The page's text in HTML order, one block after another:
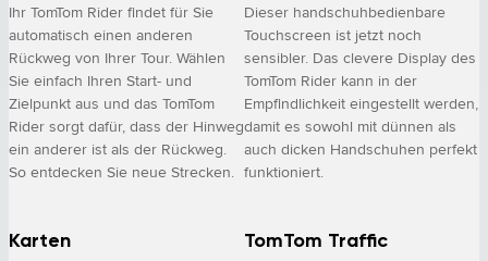
Ihr TomTom Rider findet für Sie
automatisch einen anderen
Rückweg von Ihrer Tour. Wählen
Sie einfach Ihren Start- und
Zielpunkt aus und das TomTom
Rider sorgt dafür, dass der Hinweg
ein anderer ist als der Rückweg.
So entdecken Sie neue Strecken.
Dieser handschuhbedienbare
Touchscreen ist jetzt noch
sensibler. Das clevere Display des
TomTom Rider kann in der
Empfindlichkeit eingestellt werden,
damit es sowohl mit dünnen als
auch dicken Handschuhen perfekt
funktioniert.
Karten TomTom Traffic